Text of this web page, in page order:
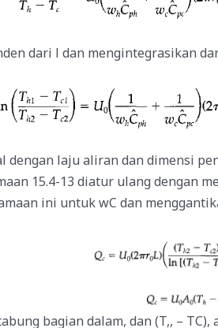
dari l dan mengintegrasikan
laju aliran dan dimensi
15.4-13 diatur ulang dengan
ini untuk wC dan
bagian dalam, dan (T,, –